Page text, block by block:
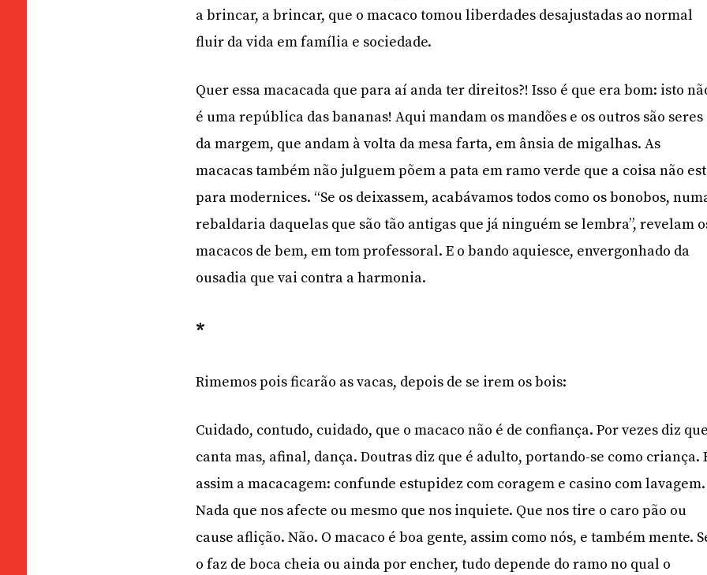
a brincar, a brincar, que o macaco tomou liberdades desajustadas ao normal
fluir da vida em família e sociedade.
Quer essa macacada que para aí anda ter direitos?! Isso é que era bom: isto
é uma república das bananas! Aqui mandam os mandões e os outros são seres
da margem, que andam à volta da mesa farta, em ânsia de migalhas. As
macacas também não julguem põem a pata em ramo verde que a coisa não
para modernices. “Se os deixassem, acabávamos todos como os bonobos,
rebaldaria daquelas que são tão antigas que já ninguém se lembra”, revelam
macacos de bem, em tom professoral. E o bando aquiesce, envergonhado da
ousadia que vai contra a harmonia.
*
Rimemos pois ficarão as vacas, depois de se irem os bois:
Cuidado, contudo, cuidado, que o macaco não é de confiança. Por vezes diz
canta mas, afinal, dança. Doutras diz que é adulto, portando-se como criança.
assim a macacagem: confunde estupidez com coragem e casino com lavagem.
Nada que nos afecte ou mesmo que nos inquiete. Que nos tire o caro pão ou
cause aflição. Não. O macaco é boa gente, assim como nós, e também mente.
o faz de boca cheia ou ainda por encher, tudo depende do ramo no qual o